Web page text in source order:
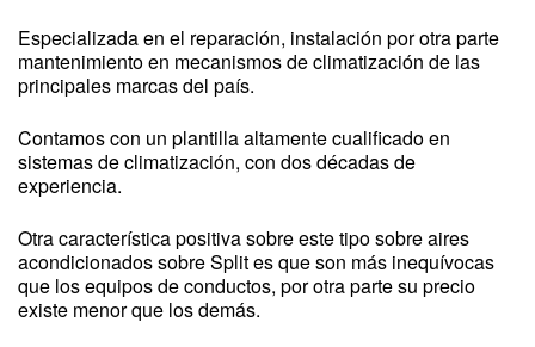
Especializada en el reparación, instalación por otra parte
mantenimiento en mecanismos de climatización de las
principales marcas del país.
Contamos con un plantilla altamente cualificado en
sistemas de climatización, con dos décadas de
experiencia.
Otra característica positiva sobre este tipo sobre aires
acondicionados sobre Split es que son más inequívocas
que los equipos de conductos, por otra parte su precio
existe menor que los demás.